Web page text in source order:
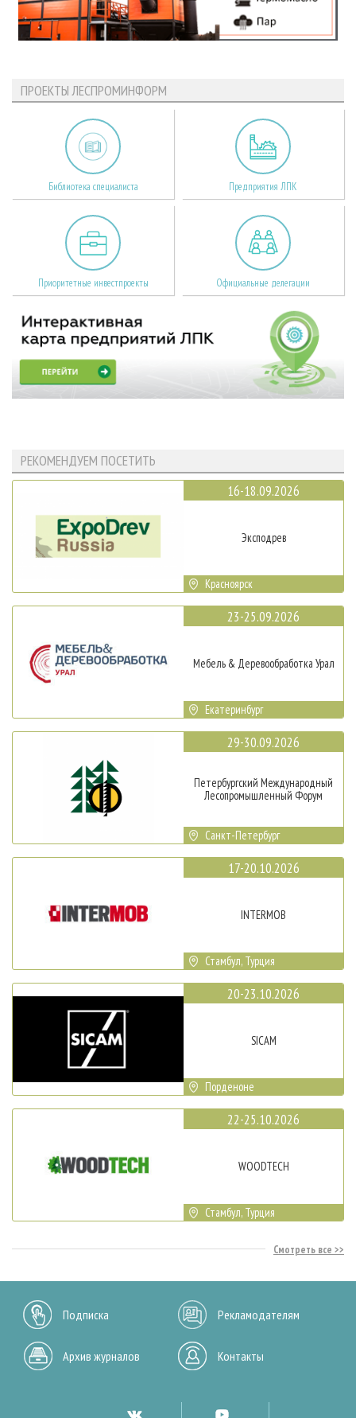
ПРОЕКТЫ ЛЕСПРОМИНФОРМ
Библиотека специалиста Предприятия ЛПК
Приоритетные инвестпроекты Официальные делегации
РЕКОМЕНДУЕМ ПОСЕТИТЬ
16-18.09.2026
Эксподрев
Красноярск
23-25.09.2026
Мебель & Деревообработка Урал
Екатеринбург
29-30.09.2026
Петербургский Международный
Лесопромышленный Форум
Санкт-Петербург
17-20.10.2026
INTERMOB
Стамбул, Турция
20-23.10.2026
SICAM
Порденоне
22-25.10.2026
WOODTECH
Стамбул, Турция
Смотреть все
Подписка Рекламодателям
Архив журналов Контакты